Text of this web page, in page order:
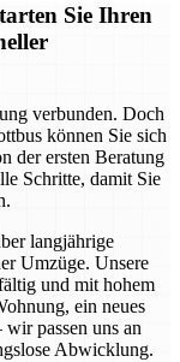
Sie Ihren
verbunden. Doch
können Sie sich
der ersten Beratung
Schritte, damit Sie
langjährige
Umzüge. Unsere
und mit hohem
ein neues
passen uns an
Abwicklung.